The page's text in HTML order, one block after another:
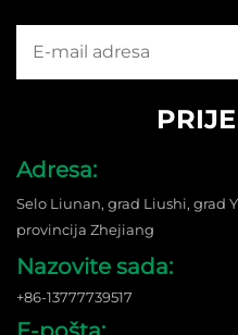
Adresa:
Selo Liunan, grad Liushi, grad
provincija Zhejiang
Nazovite sada:
+86-13777739517